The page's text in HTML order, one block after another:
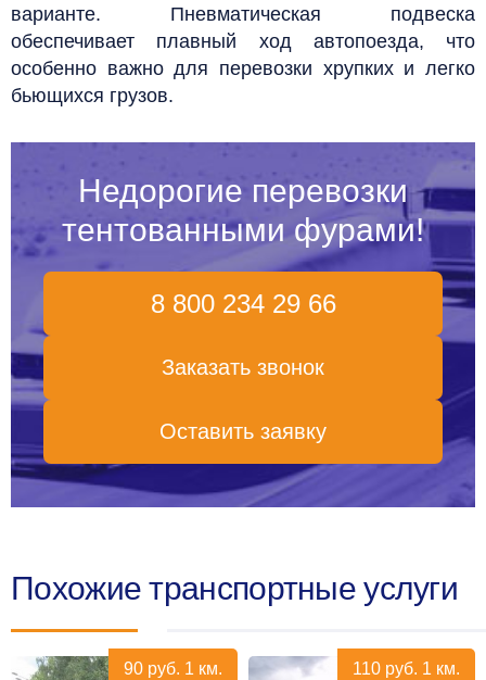
варианте. Пневматическая подвеска
обеспечивает плавный ход автопоезда, что
особенно важно для перевозки хрупких и легко
бьющихся грузов.
Недорогие перевозки
тентованными фурами!
8 800 234 29 66
Заказать звонок
Оставить заявку
Похожие транспортные услуги
90 руб. 1 км. 110 руб. 1 км.